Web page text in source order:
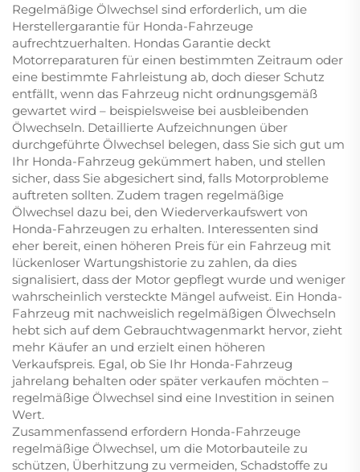
Regelmäßige Ölwechsel sind erforderlich, um die
Herstellergarantie für Honda-Fahrzeuge
aufrechtzuerhalten. Hondas Garantie deckt
Motorreparaturen für einen bestimmten Zeitraum oder
eine bestimmte Fahrleistung ab, doch dieser Schutz
entfällt, wenn das Fahrzeug nicht ordnungsgemäß
gewartet wird – beispielsweise bei ausbleibenden
Ölwechseln. Detaillierte Aufzeichnungen über
durchgeführte Ölwechsel belegen, dass Sie sich gut um
Ihr Honda-Fahrzeug gekümmert haben, und stellen
sicher, dass Sie abgesichert sind, falls Motorprobleme
auftreten sollten. Zudem tragen regelmäßige
Ölwechsel dazu bei, den Wiederverkaufswert von
Honda-Fahrzeugen zu erhalten. Interessenten sind
eher bereit, einen höheren Preis für ein Fahrzeug mit
lückenloser Wartungshistorie zu zahlen, da dies
signalisiert, dass der Motor gepflegt wurde und weniger
wahrscheinlich versteckte Mängel aufweist. Ein Honda-
Fahrzeug mit nachweislich regelmäßigen Ölwechseln
hebt sich auf dem Gebrauchtwagenmarkt hervor, zieht
mehr Käufer an und erzielt einen höheren
Verkaufspreis. Egal, ob Sie Ihr Honda-Fahrzeug
jahrelang behalten oder später verkaufen möchten –
regelmäßige Ölwechsel sind eine Investition in seinen
Wert.
Zusammenfassend erfordern Honda-Fahrzeuge
regelmäßige Ölwechsel, um die Motorbauteile zu
schützen, Überhitzung zu vermeiden, Schadstoffe zu